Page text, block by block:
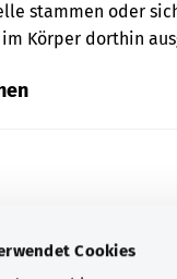
Cookies
stammen oder
Körper dorthin